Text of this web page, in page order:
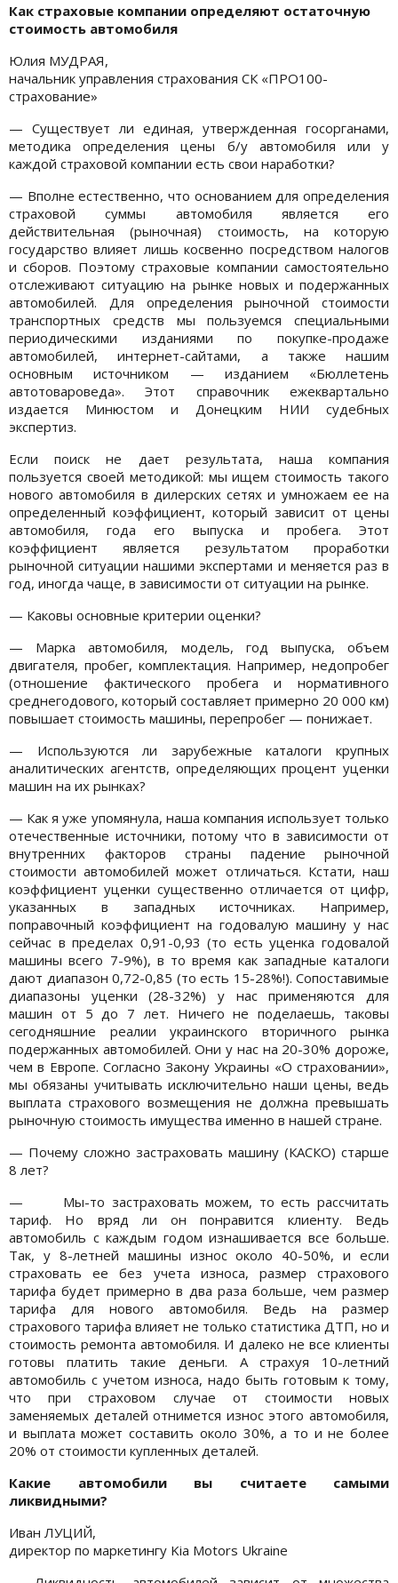
Как страховые компании определяют остаточную
стоимость автомобиля
Юлия МУДРАЯ,
начальник управления страхования СК «ПРО100-
страхование»
— Существует ли единая, утвержденная госорганами,
методика определения цены б/у автомобиля или у
каждой страховой компании есть свои наработки?
— Вполне естественно, что основанием для определения
страховой суммы автомобиля является его
действительная (рыночная) стоимость, на которую
государство влияет лишь косвенно посредством налогов
и сборов. Поэтому страховые компании самостоятельно
отслеживают ситуацию на рынке новых и подержанных
автомобилей. Для определения рыночной стоимости
транспортных средств мы пользуемся специальными
периодическими изданиями по покупке-продаже
автомобилей, интернет-сайтами, а также нашим
основным источником — изданием «Бюллетень
автотовароведа». Этот справочник ежеквартально
издается Минюстом и Донецким НИИ судебных
экспертиз.
Если поиск не дает результата, наша компания
пользуется своей методикой: мы ищем стоимость такого
нового автомобиля в дилерских сетях и умножаем ее на
определенный коэффициент, который зависит от цены
автомобиля, года его выпуска и пробега. Этот
коэффициент является результатом проработки
рыночной ситуации нашими экспертами и меняется раз в
год, иногда чаще, в зависимости от ситуации на рынке.
— Каковы основные критерии оценки?
— Марка автомобиля, модель, год выпуска, объем
двигателя, пробег, комплектация. Например, недопробег
(отношение фактического пробега и нормативного
среднегодового, который составляет примерно 20 000 км)
повышает стоимость машины, перепробег — понижает.
— Используются ли зарубежные каталоги крупных
аналитических агентств, определяющих процент уценки
машин на их рынках?
— Как я уже упомянула, наша компания использует только
отечественные источники, потому что в зависимости от
внутренних факторов страны падение рыночной
стоимости автомобилей может отличаться. Кстати, наш
коэффициент уценки существенно отличается от цифр,
указанных в западных источниках. Например,
поправочный коэффициент на годовалую машину у нас
сейчас в пределах 0,91-0,93 (то есть уценка годовалой
машины всего 7-9%), в то время как западные каталоги
дают диапазон 0,72-0,85 (то есть 15-28%!). Сопоставимые
диапазоны уценки (28-32%) у нас применяются для
машин от 5 до 7 лет. Ничего не поделаешь, таковы
сегодняшние реалии украинского вторичного рынка
подержанных автомобилей. Они у нас на 20-30% дороже,
чем в Европе. Согласно Закону Украины «О страховании»,
мы обязаны учитывать исключительно наши цены, ведь
выплата страхового возмещения не должна превышать
рыночную стоимость имущества именно в нашей стране.
— Почему сложно застраховать машину (КАСКО) старше
8 лет?
— Мы-то застраховать можем, то есть рассчитать
тариф. Но вряд ли он понравится клиенту. Ведь
автомобиль с каждым годом изнашивается все больше.
Так, у 8-летней машины износ около 40-50%, и если
страховать ее без учета износа, размер страхового
тарифа будет примерно в два раза больше, чем размер
тарифа для нового автомобиля. Ведь на размер
страхового тарифа влияет не только статистика ДТП, но и
стоимость ремонта автомобиля. И далеко не все клиенты
готовы платить такие деньги. А страхуя 10-летний
автомобиль с учетом износа, надо быть готовым к тому,
что при страховом случае от стоимости новых
заменяемых деталей отнимется износ этого автомобиля,
и выплата может составить около 30%, а то и не более
20% от стоимости купленных деталей.
Какие автомобили вы считаете самыми
ликвидными?
Иван ЛУЦИЙ,
директор по маркетингу Kia Motors Ukraine